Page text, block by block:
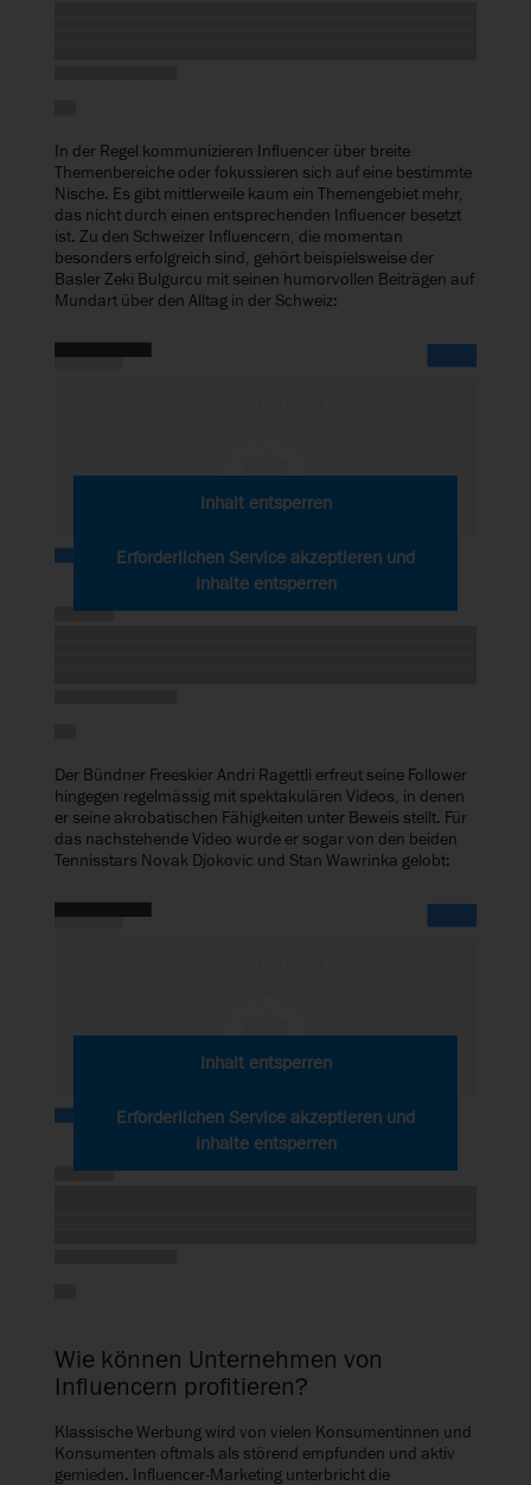
In der Regel kommunizieren Influencer über breite
Themenbereiche oder fokussieren sich auf eine bestimmte
Nische. Es gibt mittlerweile kaum ein Themengebiet mehr,
das nicht durch einen entsprechenden Influencer besetzt
ist. Zu den Schweizer Influencern, die momentan
besonders erfolgreich sind, gehört beispielsweise der
BaslerZeki Bulgurcu mit seinen humorvollen Beiträgen auf
Mundart über den Alltag in der Schweiz:
Inhalt entsperren
Erforderlichen Service akzeptieren und
Inhalte entsperren
Der Bündner FreeskierAndri Ragettli erfreut seine Follower
hingegen regelmässig mit spektakulären Videos, in denen
er seine akrobatischen Fähigkeiten unter Beweis stellt. Für
das nachstehende Video wurde er sogar von den beiden
Tennisstars Novak Djokovic und Stan Wawrinka gelobt:
Inhalt entsperren
Erforderlichen Service akzeptieren und
Inhalte entsperren
Wie können Unternehmen von
Influencern profitieren?
Klassische Werbung wird von vielen Konsumentinnen und
Konsumenten oftmals als störend empfunden und aktiv
gemieden. Influencer-Marketing unterbricht die